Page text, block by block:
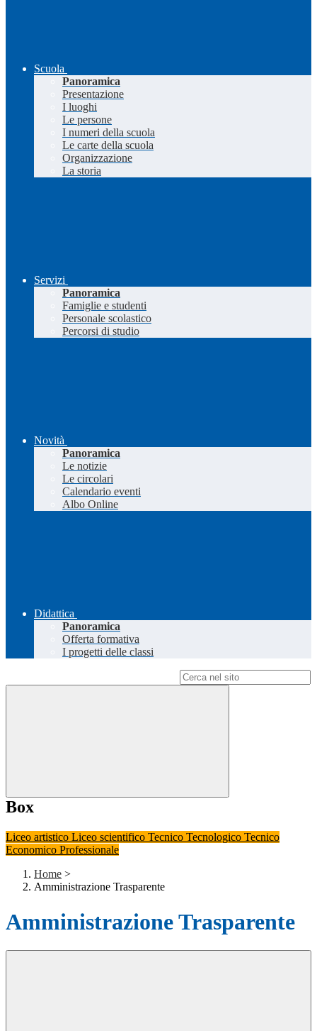
Scuola
Panoramica
Presentazione
I luoghi
Le persone
I numeri della scuola
Le carte della scuola
Organizzazione
La storia
Servizi
Panoramica
Famiglie e studenti
Personale scolastico
Percorsi di studio
Novità
Panoramica
Le notizie
Le circolari
Calendario eventi
Albo Online
Didattica
Panoramica
Offerta formativa
I progetti delle classi
Box
Liceo artistico Liceo scientifico Tecnico Tecnologico Tecnico
Economico Professionale
Home >
Amministrazione Trasparente
Amministrazione Trasparente